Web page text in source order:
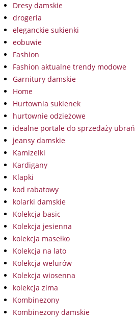
Dresy damskie
drogeria
eleganckie sukienki
eobuwie
Fashion
Fashion aktualne trendy modowe
Garnitury damskie
Home
Hurtownia sukienek
hurtownie odzieżowe
idealne portale do sprzedaży ubrań
jeansy damskie
Kamizelki
Kardigany
Klapki
kod rabatowy
kolarki damskie
Kolekcja basic
Kolekcja jesienna
kolekcja masełko
Kolekcja na lato
Kolekcja welurów
Kolekcja wiosenna
kolekcja zima
Kombinezony
Kombinezony damskie